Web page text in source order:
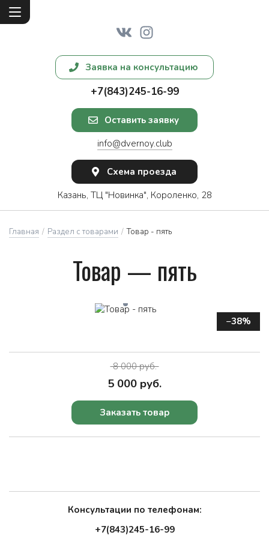
Заявка на консультацию
+7(843)245-16-99
Оставить заявку
info@dvernoy.club
Схема проезда
Казань, ТЦ "Новинка", Короленко, 28
Главная / Раздел с товарами / Товар - пять
То­вар — пять
−38%
8 000 руб.
5 000 руб.
Заказать товар
Консультации по телефонам:
+7(843)245-16-99